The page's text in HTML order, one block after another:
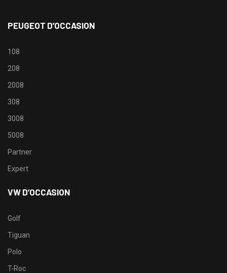
PEUGEOT D’OCCASION
108
208
2008
308
3008
5008
Partner
Expert
VW D’OCCASION
Golf
Tiguan
Polo
T-Roc